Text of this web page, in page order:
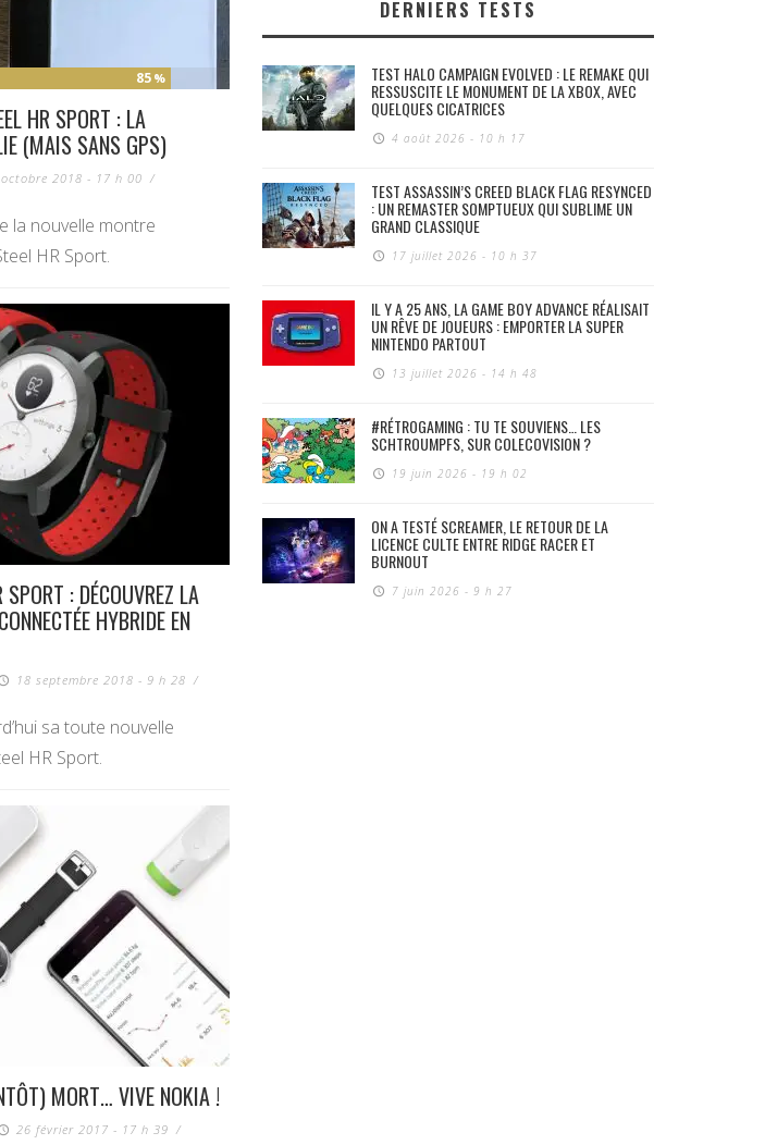
85 %
HR SPORT : LA
(MAIS SANS GPS)
2018 - 17 h 00 /
la nouvelle montre
HR Sport.
: DÉCOUVREZ LA
HYBRIDE EN
18 septembre 2018 - 9 h 28 /
sa toute nouvelle
HR Sport.
MORT… VIVE NOKIA !
26 février 2017 - 17 h 39 /
DERNIERS TESTS
TEST HALO CAMPAIGN EVOLVED : LE REMAKE QUI
RESSUSCITE LE MONUMENT DE LA XBOX, AVEC
QUELQUES CICATRICES
4 août 2026 - 10 h 17
TEST ASSASSIN’S CREED BLACK FLAG RESYNCED
: UN REMASTER SOMPTUEUX QUI SUBLIME UN
GRAND CLASSIQUE
17 juillet 2026 - 10 h 37
IL Y A 25 ANS, LA GAME BOY ADVANCE RÉALISAIT
UN RÊVE DE JOUEURS : EMPORTER LA SUPER
NINTENDO PARTOUT
13 juillet 2026 - 14 h 48
#RÉTROGAMING : TU TE SOUVIENS… LES
SCHTROUMPFS, SUR COLECOVISION ?
19 juin 2026 - 19 h 02
ON A TESTÉ SCREAMER, LE RETOUR DE LA
LICENCE CULTE ENTRE RIDGE RACER ET
BURNOUT
7 juin 2026 - 9 h 27